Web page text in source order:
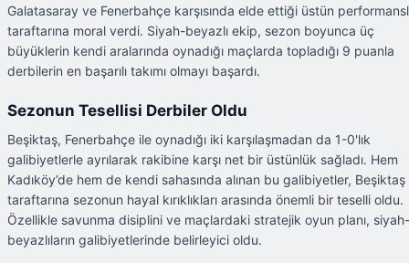
Galatasaray ve Fenerbahçe karşısında elde ettiği üstün
taraftarına moral verdi. Siyah-beyazlı ekip, sezon boyunca üç
büyüklerin kendi aralarında oynadığı maçlarda topladığı 9 puanla
derbilerin en başarılı takımı olmayı başardı.
Sezonun Tesellisi Derbiler Oldu
Beşiktaş, Fenerbahçe ile oynadığı iki karşılaşmadan da 1-0'lık
galibiyetlerle ayrılarak rakibine karşı net bir üstünlük sağladı. Hem
Kadıköy’de hem de kendi sahasında alınan bu galibiyetler, Beşiktaş
taraftarına sezonun hayal kırıklıkları arasında önemli bir teselli oldu.
Özellikle savunma disiplini ve maçlardaki stratejik oyun planı, siyah-
beyazlıların galibiyetlerinde belirleyici oldu.